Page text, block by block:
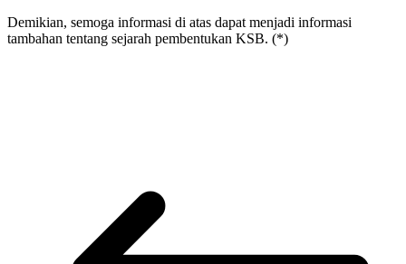
Demikian, semoga informasi di atas dapat menjadi informasi
tambahan tentang sejarah pembentukan KSB. (*)